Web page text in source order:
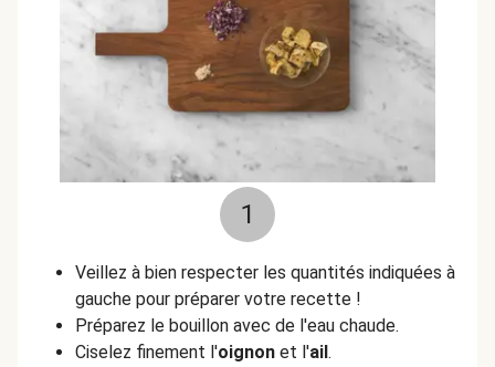
1
Veillez à bien respecter les quantités indiquées à
gauche pour préparer votre recette !
Préparez le bouillon avec de l'eau chaude.
Ciselez finement l'oignon et l'ail.